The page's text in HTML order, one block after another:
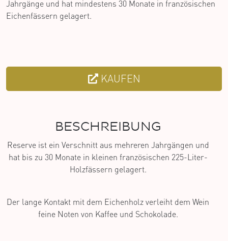
Jahrgänge und hat mindestens 30 Monate in französischen
Eichenfässern gelagert.
KAUFEN
BESCHREIBUNG
Reserve ist ein Verschnitt aus mehreren Jahrgängen und
hat bis zu 30 Monate in kleinen französischen 225-Liter-
Holzfässern gelagert.
Der lange Kontakt mit dem Eichenholz verleiht dem Wein
feine Noten von Kaffee und Schokolade.